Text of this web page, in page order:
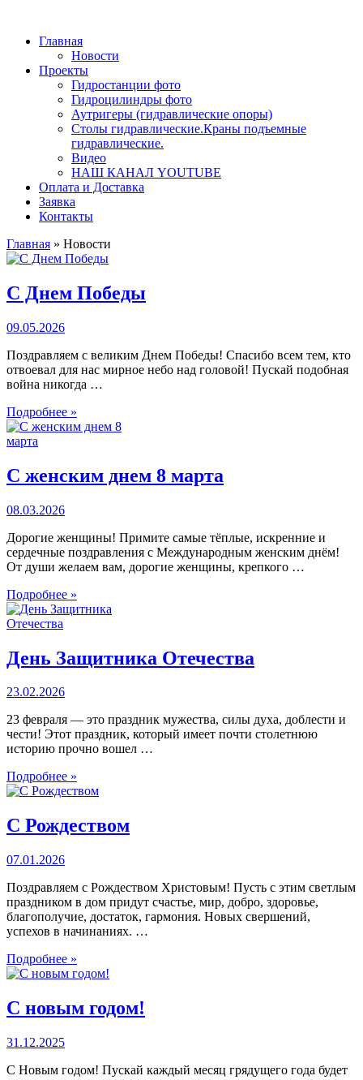
Главная
Новости
Проекты
Гидростанции фото
Гидроцилиндры фото
Аутригеры (гидравлические опоры)
Столы гидравлические.Краны подъемные
гидравлические.
Видео
НАШ КАНАЛ YOUTUBE
Оплата и Доставка
Заявка
Контакты
Главная » Новости
С Днем Победы
09.05.2026
Поздравляем с великим Днем Победы! Спасибо всем тем, кто
отвоевал для нас мирное небо над головой! Пускай подобная
война никогда …
Подробнее »
С женским днем 8 марта
08.03.2026
Дорогие женщины! Примите самые тёплые, искренние и
сердечные поздравления с Международным женским днём!
От души желаем вам, дорогие женщины, крепкого …
Подробнее »
День Защитника Отечества
23.02.2026
23 февраля — это праздник мужества, силы духа, доблести и
чести! Этот праздник, который имеет почти столетнюю
историю прочно вошел …
Подробнее »
С Рождеством
07.01.2026
Поздравляем с Рождеством Христовым! Пусть с этим светлым
праздником в дом придут счастье, мир, добро, здоровье,
благополучие, достаток, гармония. Новых свершений,
успехов в начинаниях. …
Подробнее »
С новым годом!
31.12.2025
С Новым годом! Пускай каждый месяц грядущего года будет